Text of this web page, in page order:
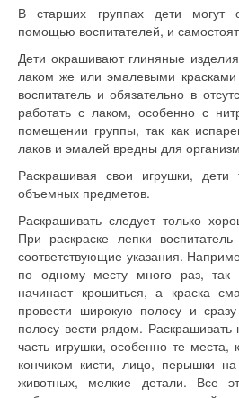
В старших группах дети могут
помощью воспитателей, и
Дети окрашивают глиняные
лаком же или эмалевыми красками
воспитатель и обязательно в
работать с лаком, особенно с
помещении группы, так как
лаков и эмалей вредны для
Раскрашивая свои игрушки, дети
объемных предметов.
Раскрашивать следует только
При раскраске лепки
соответствующие указания.
по одному месту много раз, так
начинает крошиться, а краска
провести широкую полосу и
полосу вести рядом.
часть игрушки, особенно те места,
кончиком кисти, лицо, перышки
животных, мелкие детали. Все